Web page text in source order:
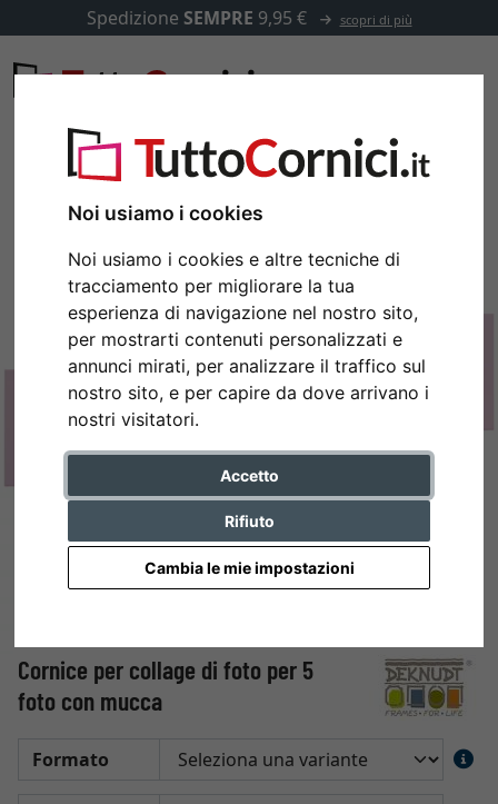
Noi usiamo i cookies
Noi usiamo i cookies e altre tecniche di
tracciamento per migliorare la tua
esperienza di navigazione nel nostro sito,
per mostrarti contenuti personalizzati e
annunci mirati, per analizzare il traffico sul
nostro sito, e per capire da dove arrivano i
nostri visitatori.
Accetto
Rifiuto
Cambia le mie impostazioni
Spedizione SEMPRE 9,95 € scopri di più
Cornice per collage di foto per 5
foto con mucca
Formato